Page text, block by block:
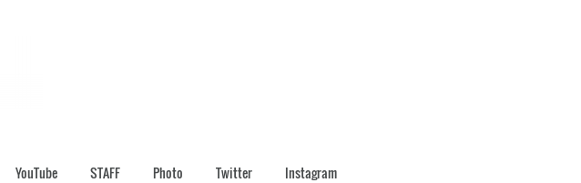
YouTube STAFF Photo Twitter Instagram